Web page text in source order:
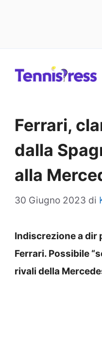
Ferrari,
dalla
alla
30 Giugno 2023 di
Indiscrezione a dir
Ferrari. Possibile
rivali della